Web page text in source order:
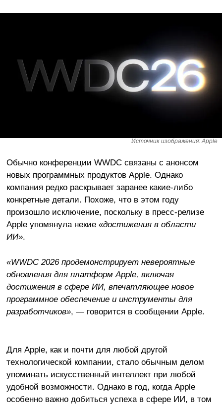
Источник изображения: Apple
Обычно конференции WWDC связаны с анонсом
новых программных продуктов Apple. Однако
компания редко раскрывает заранее какие-либо
конкретные детали. Похоже, что в этом году
произошло исключение, поскольку в пресс-релизе
Apple упомянула некие «достижения в области
ИИ».
«WWDC 2026 продемонстрирует невероятные
обновления для платформ Apple, включая
достижения в сфере ИИ, впечатляющее новое
программное обеспечение и инструменты для
разработчиков», — говорится в сообщении Apple.
Для Apple, как и почти для любой другой
технологической компании, стало обычным делом
упоминать искусственный интеллект при любой
удобной возможности. Однако в год, когда Apple
особенно важно добиться успеха в сфере ИИ, в том